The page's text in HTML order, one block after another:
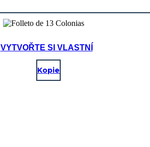
VYTVOŘTE SI VLASTNÍ
Kopie